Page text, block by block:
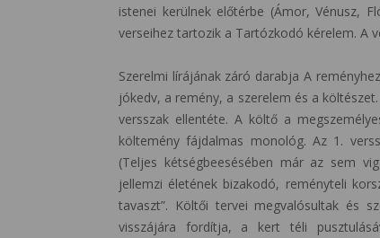
istenei kerülnek előtérbe (Ámor, Vénusz,
verseihez tartozik a Tartózkodó kérelem. A
Szerelmi lírájának záró darabja A
jókedv, a remény, a szerelem és a
versszak ellentéte. A költő a
költemény fájdalmas monológ. Az 1.
(Teljes kétségbeesésében már az sem
jellemzi életének bizakodó, reményteli
tavaszt”. Költői tervei megvalósultak és
visszájára fordítja, a kert téli